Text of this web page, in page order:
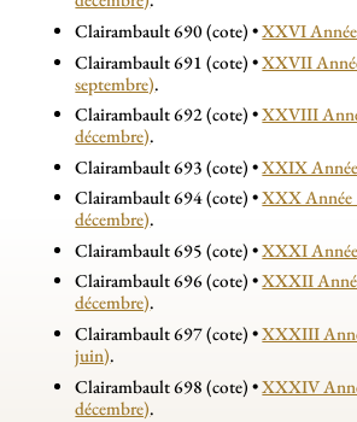
Clairambault 690 (cote) •XXVI
Clairambault 691 (cote) •XXVII
septembre).
Clairambault 692 (cote) •XXVIII
décembre).
Clairambault 693 (cote) •XXIX
Clairambault 694 (cote) •XXX
décembre).
Clairambault 695 (cote) •XXXI
Clairambault 696 (cote) •XXXII
décembre).
Clairambault 697 (cote) •XXXIII
juin).
Clairambault 698 (cote) •XXXIV
décembre).